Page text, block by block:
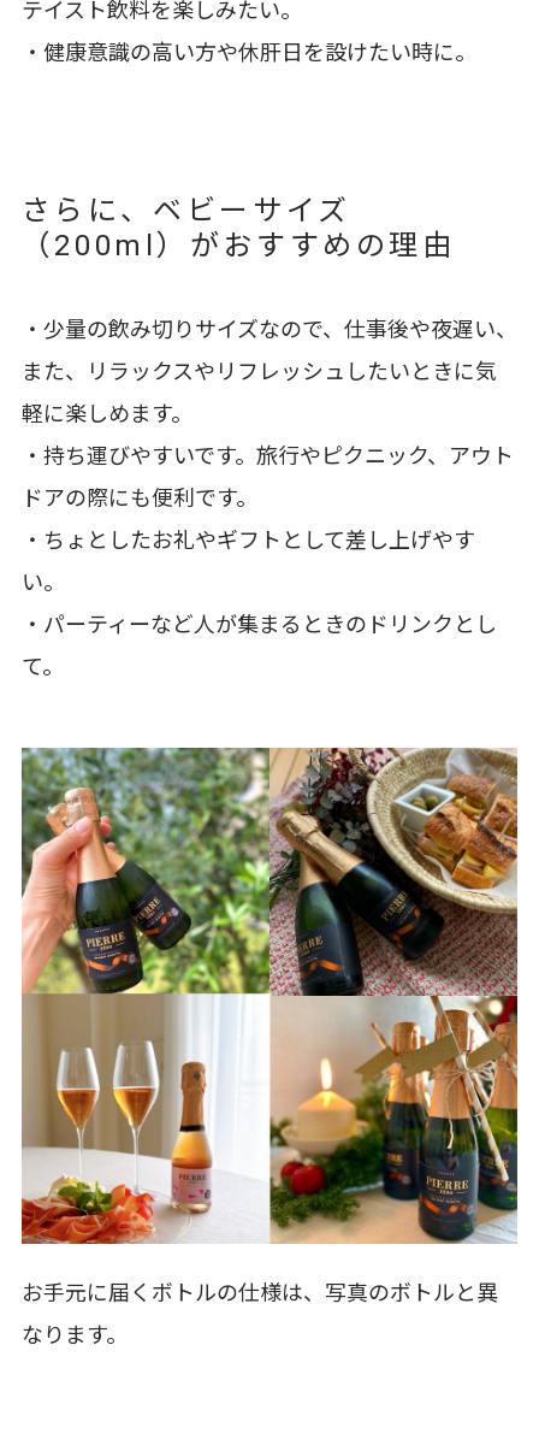
テイスト飲料を楽しみたい。
・健康意識の高い方や休肝日を設けたい時に。
さらに、ベビーサイズ
（200ml）がおすすめの理由
・少量の飲み切りサイズなので、仕事後や夜遅い、
また、リラックスやリフレッシュしたいときに気
軽に楽しめます。
・持ち運びやすいです。旅行やピクニック、アウト
ドアの際にも便利です。
・ちょとしたお礼やギフトとして差し上げやす
い。
・パーティーなど人が集まるときのドリンクとし
て。
お手元に届くボトルの仕様は、写真のボトルと異
なります。